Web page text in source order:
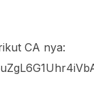
CA nya: